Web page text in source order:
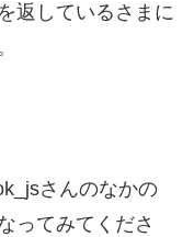
返しているさまに
さんのなかの
ってみてくださ